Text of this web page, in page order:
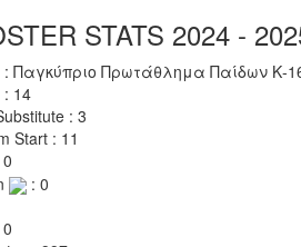
STATS 2024 -
: Παγκύπριο Πρωτάθλημα Παίδων Κ-
: 14
: 3
Start : 11
: 0